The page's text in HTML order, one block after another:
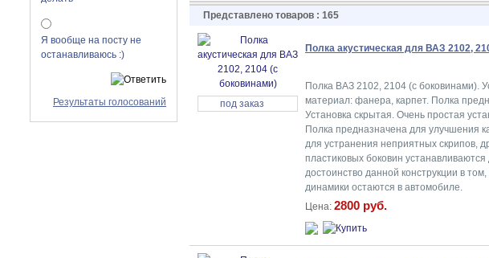
Я вообще на посту не
останавливаюсь :)
Результаты голосований
Представлено товаров : 165
под заказ
Полка акустическая для ВАЗ 2102,
Полка ВАЗ 2102, 2104 (с боковинами).
материал: фанера, карпет. Полка
Установка скрытая. Очень простая
Полка предназначена для улучшения
для устранения неприятных скрипов,
пластиковых боковин
достоинство данной конструкции в
динамики остаются в автомобиле.
Цена: 2800 руб.